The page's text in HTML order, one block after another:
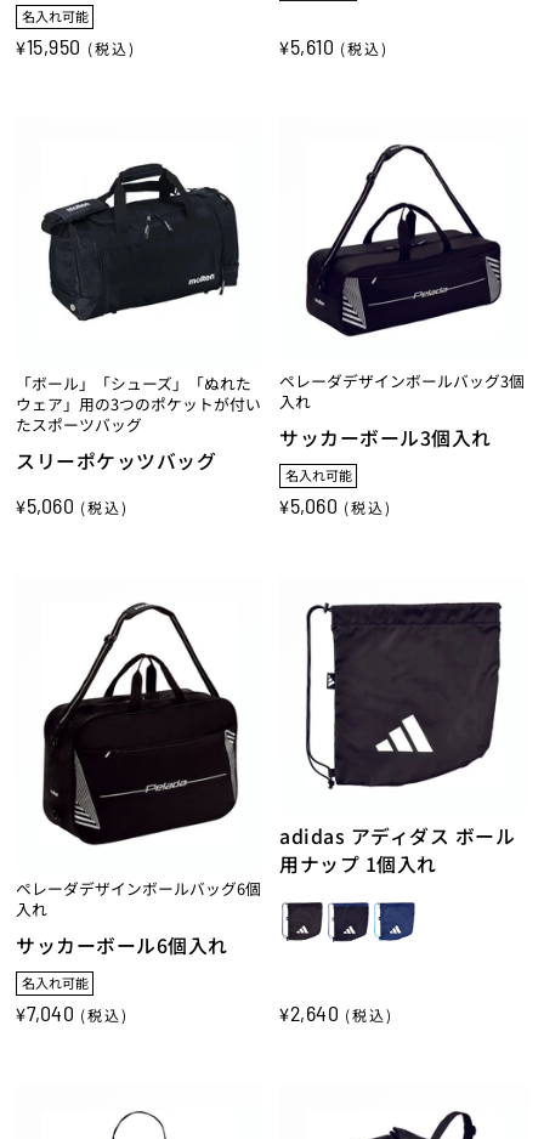
名入れ可能
¥15,950 (税込) ¥5,610 (税込)
「ボール」「シューズ」「ぬれた
ウェア」用の3つのポケットが付い
たスポーツバッグ
スリーポケッツバッグ
¥5,060 (税込)
ペレーダデザインボールバッグ3個
入れ
サッカーボール3個入れ
名入れ可能
¥5,060 (税込)
ペレーダデザインボールバッグ6個
入れ
サッカーボール6個入れ
名入れ可能
¥7,040 (税込)
adidas アディダス ボール
用ナップ 1個入れ
¥2,640 (税込)